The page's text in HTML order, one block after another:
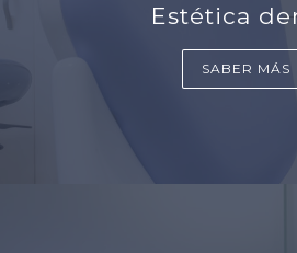
Estética
SABER MÁS